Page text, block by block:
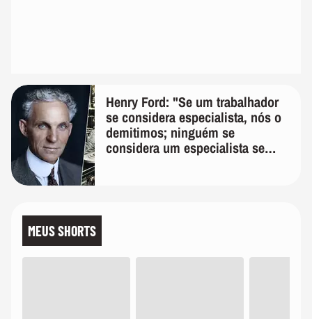
Henry Ford: "Se um trabalhador
se considera especialista, nós o
demitimos; ninguém se
considera um especialista se
MEUS SHORTS